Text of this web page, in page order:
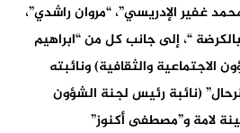
غفير الإدريسي”، “مروان راشدي”،
“، إلى جانب كل من “ابراهيم
الاجتماعية والثقافية) ونائبته
(نائبة رئيس لجنة الشؤون
لامة و”مصطفى أكنوز”